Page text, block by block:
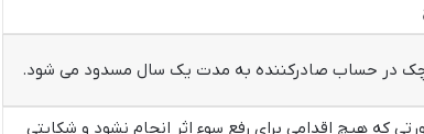
در حساب صادرکننده به مدت یک سال مسدود می شود.
که هیچ اقدامی برای رفع سوء اثر انجام نشود و شکایتی